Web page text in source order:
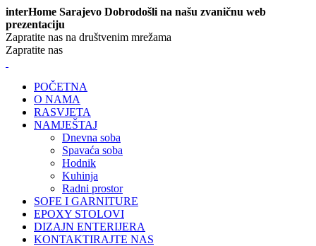
interHome Sarajevo Dobrodošli na našu zvaničnu web
prezentaciju
Zapratite nas na društvenim mrežama
Zapratite nas
POČETNA
O NAMA
RASVJETA
NAMJEŠTAJ
Dnevna soba
Spavaća soba
Hodnik
Kuhinja
Radni prostor
SOFE I GARNITURE
EPOXY STOLOVI
DIZAJN ENTERIJERA
KONTAKTIRAJTE NAS